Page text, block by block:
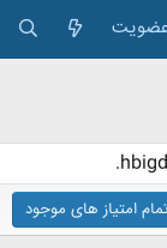
امتیاز های موجود